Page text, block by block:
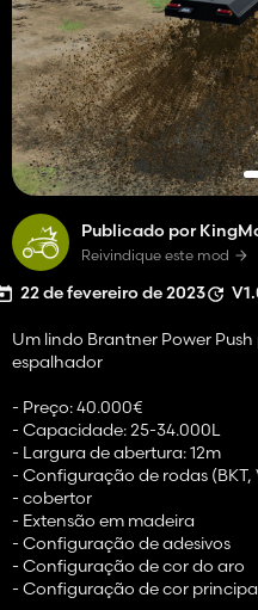
Publicado por
Reivindique este mod
22 de fevereiro de 2023
Um lindo Brantner Power
espalhador
- Preço: 40.000€
- Capacidade: 25-34.000L
- Largura de abertura: 12m
- Configuração de rodas (BKT,
- cobertor
- Extensão em madeira
- Configuração de adesivos
- Configuração de cor do aro
- Configuração de cor